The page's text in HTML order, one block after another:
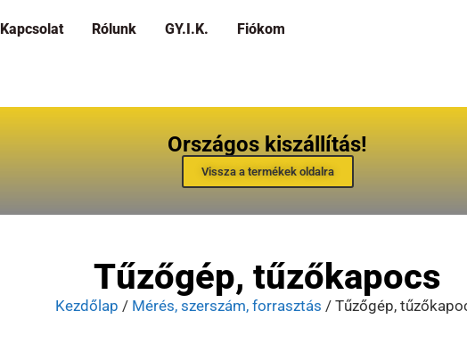
Kapcsolat Rólunk GY.I.K. Fiókom
Országos kiszállítás!
Vissza a termékek oldalra
Tűzőgép, tűzőkapocs
Kezdőlap / Mérés, szerszám, forrasztás / Tűzőgép,